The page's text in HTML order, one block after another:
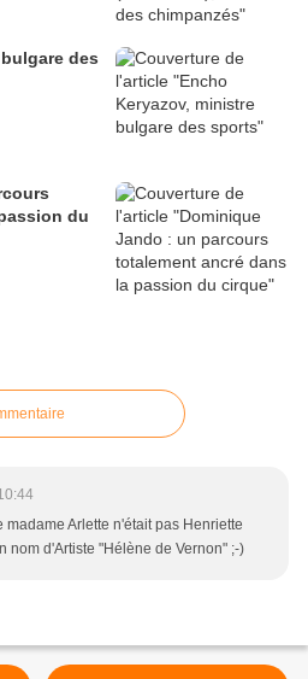
des
du
madame Arlette n'était pas Henriette
nom d'Artiste "Hélène de Vernon" ;-)